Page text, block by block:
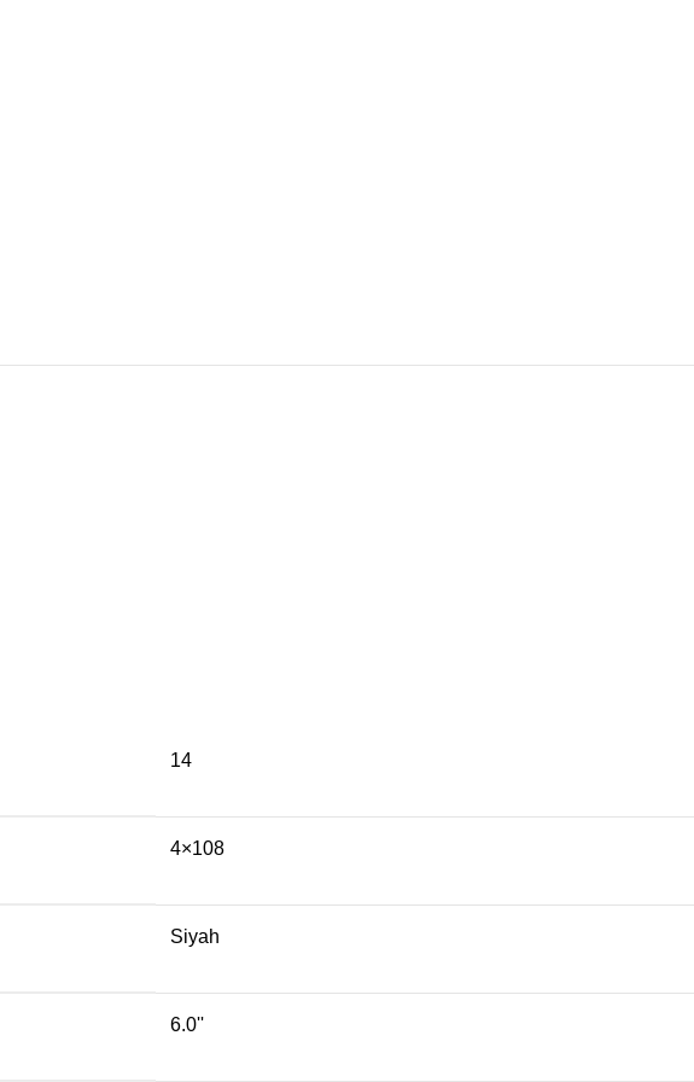
14
4×108
Siyah
6.0''